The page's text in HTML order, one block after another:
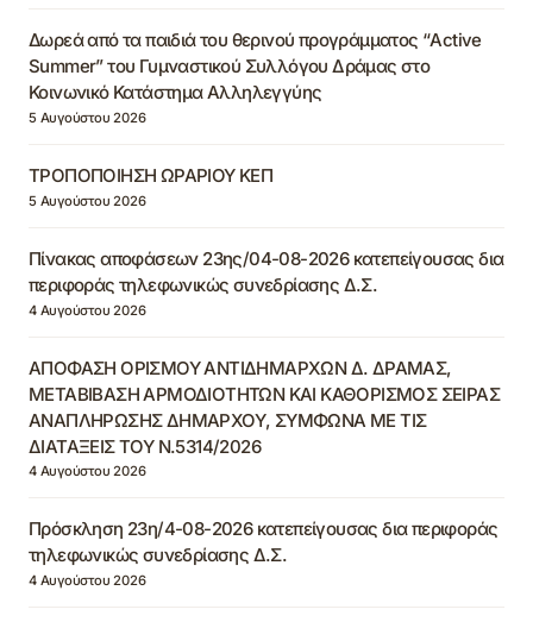
Δωρεά από τα παιδιά του θερινού προγράμματος “Active
Summer” του Γυμναστικού Συλλόγου Δράμας στο
Κοινωνικό Κατάστημα Αλληλεγγύης
5 Αυγούστου 2026
ΤΡΟΠΟΠΟΙΗΣΗ ΩΡΑΡΙΟΥ ΚΕΠ
5 Αυγούστου 2026
Πίνακας αποφάσεων 23ης/04-08-2026 κατεπείγουσας δια
περιφοράς τηλεφωνικώς συνεδρίασης Δ.Σ.
4 Αυγούστου 2026
ΑΠΟΦΑΣΗ ΟΡΙΣΜΟΥ ΑΝΤΙΔΗΜΑΡΧΩΝ Δ. ΔΡΑΜΑΣ,
ΜΕΤΑΒΙΒΑΣΗ ΑΡΜΟΔΙΟΤΗΤΩΝ ΚΑΙ ΚΑΘΟΡΙΣΜΟΣ ΣΕΙΡΑΣ
ΑΝΑΠΛΗΡΩΣΗΣ ΔΗΜΑΡΧΟΥ, ΣΥΜΦΩΝΑ ΜΕ ΤΙΣ
ΔΙΑΤΑΞΕΙΣ ΤΟΥ Ν.5314/2026
4 Αυγούστου 2026
Πρόσκληση 23η/4-08-2026 κατεπείγουσας δια περιφοράς
τηλεφωνικώς συνεδρίασης Δ.Σ.
4 Αυγούστου 2026